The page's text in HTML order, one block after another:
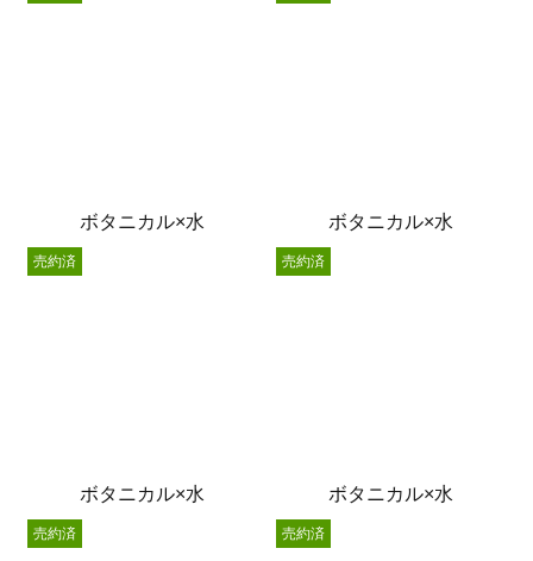
ボタニカル×水 ボタニカル×水
ボタニカル×水
売約済
ボタニカル×水
売約済
売約済 売約済